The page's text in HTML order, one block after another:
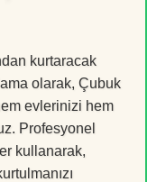
kurtaracak
olarak, Çubuk
evlerinizi hem
Profesyonel
kullanarak,